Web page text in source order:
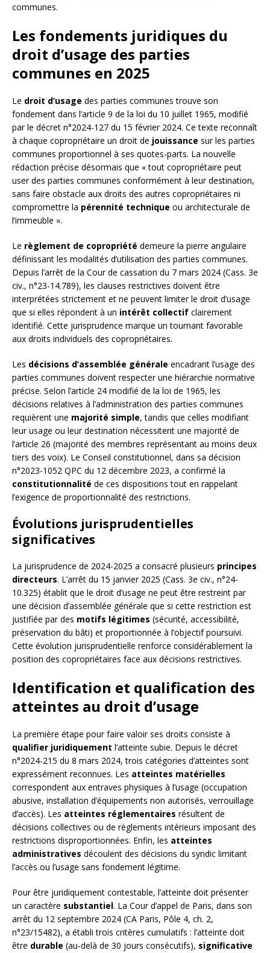
communes.
Les fondements juridiques du
droit d’usage des parties
communes en 2025
Le droit d’usage des parties communes trouve son
fondement dans l’article 9 de la loi du 10 juillet 1965, modifié
par le décret n°2024-127 du 15 février 2024. Ce texte reconnaît
à chaque copropriétaire un droit de jouissance sur les parties
communes proportionnel à ses quotes-parts. La nouvelle
rédaction précise désormais que « tout copropriétaire peut
user des parties communes conformément à leur destination,
sans faire obstacle aux droits des autres copropriétaires ni
compromettre la pérennité technique ou architecturale de
l’immeuble ».
Le règlement de copropriété demeure la pierre angulaire
définissant les modalités d’utilisation des parties communes.
Depuis l’arrêt de la Cour de cassation du 7 mars 2024 (Cass. 3e
civ., n°23-14.789), les clauses restrictives doivent être
interprétées strictement et ne peuvent limiter le droit d’usage
que si elles répondent à un intérêt collectif clairement
identifié. Cette jurisprudence marque un tournant favorable
aux droits individuels des copropriétaires.
Les décisions d’assemblée générale encadrant l’usage des
parties communes doivent respecter une hiérarchie normative
précise. Selon l’article 24 modifié de la loi de 1965, les
décisions relatives à l’administration des parties communes
requièrent une majorité simple, tandis que celles modifiant
leur usage ou leur destination nécessitent une majorité de
l’article 26 (majorité des membres représentant au moins deux
tiers des voix). Le Conseil constitutionnel, dans sa décision
n°2023-1052 QPC du 12 décembre 2023, a confirmé la
constitutionnalité de ces dispositions tout en rappelant
l’exigence de proportionnalité des restrictions.
Évolutions jurisprudentielles
significatives
La jurisprudence de 2024-2025 a consacré plusieurs principes
directeurs. L’arrêt du 15 janvier 2025 (Cass. 3e civ., n°24-
10.325) établit que le droit d’usage ne peut être restreint par
une décision d’assemblée générale que si cette restriction est
justifiée par des motifs légitimes (sécurité, accessibilité,
préservation du bâti) et proportionnée à l’objectif poursuivi.
Cette évolution jurisprudentielle renforce considérablement la
position des copropriétaires face aux décisions restrictives.
Identification et qualification des
atteintes au droit d’usage
La première étape pour faire valoir ses droits consiste à
qualifier juridiquement l’atteinte subie. Depuis le décret
n°2024-215 du 8 mars 2024, trois catégories d’atteintes sont
expressément reconnues. Les atteintes matérielles
correspondent aux entraves physiques à l’usage (occupation
abusive, installation d’équipements non autorisés, verrouillage
d’accès). Les atteintes réglementaires résultent de
décisions collectives ou de règlements intérieurs imposant des
restrictions disproportionnées. Enfin, les atteintes
administratives découlent des décisions du syndic limitant
l’accès ou l’usage sans fondement légitime.
Pour être juridiquement contestable, l’atteinte doit présenter
un caractère substantiel. La Cour d’appel de Paris, dans son
arrêt du 12 septembre 2024 (CA Paris, Pôle 4, ch. 2,
n°23/15482), a établi trois critères cumulatifs : l’atteinte doit
être durable (au-delà de 30 jours consécutifs), significative